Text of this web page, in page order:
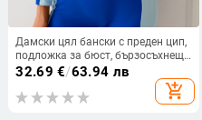
Дамски цял бански с преден цип,
подложка за бюст, бързосъхнеща
полиестерна материя, дълги
ръкави, висока еластичност
32.69 €/63.94 лв
add_shopping_cart